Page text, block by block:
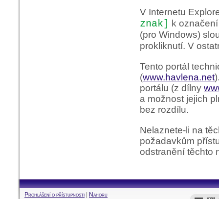
V Internetu
znak]
k
(pro Windows)
prokliknutí. V
Tento portál
(www.havlena.net
portálu (z dílny
a možnost jejich
bez rozdílu.
Nelaznete-li na
požadavkům
odstranění těchto
Prohlášení o přístupnosti | Nahoru